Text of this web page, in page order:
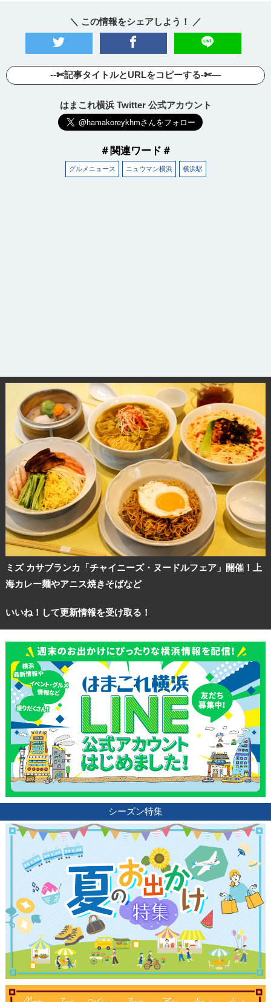
＼ この情報をシェアしよう！ ／
--✄記事タイトルとURLをコピーする-✄—
はまこれ横浜 Twitter 公式アカウント
＃関連ワード＃
グルメニュース ニュウマン横浜 横浜駅
ミズ カサブランカ「チャイニーズ・ヌードルフェア」開催！上
海カレー麺やアニス焼きそばなど
いいね！して更新情報を受け取る！
シーズン特集
観光ガイド
ランキング
ブログ記事